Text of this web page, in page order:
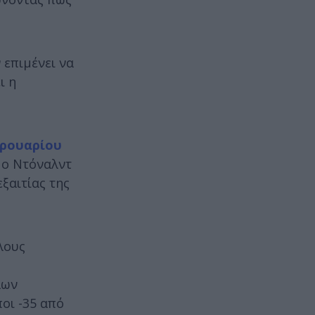
να
η
Ντόναλντ
της
-35 από